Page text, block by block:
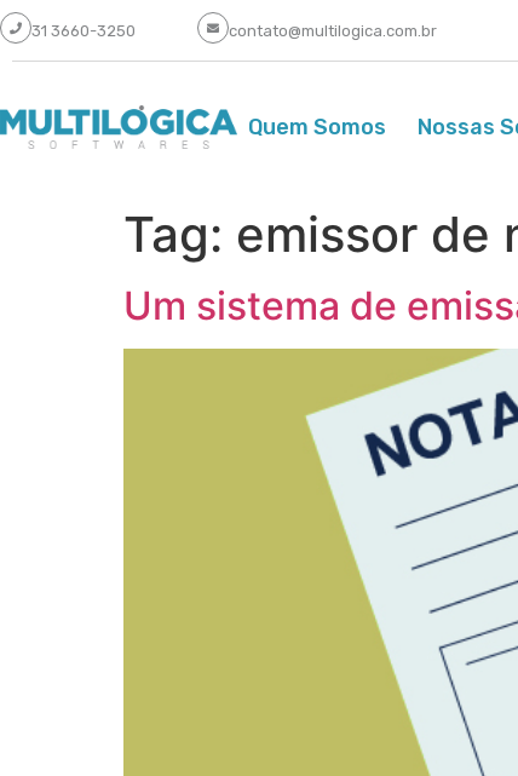
31 3660-3250 contato@multilogica.com.br
Quem Somos Nossas
Tag: emissor de
Um sistema de